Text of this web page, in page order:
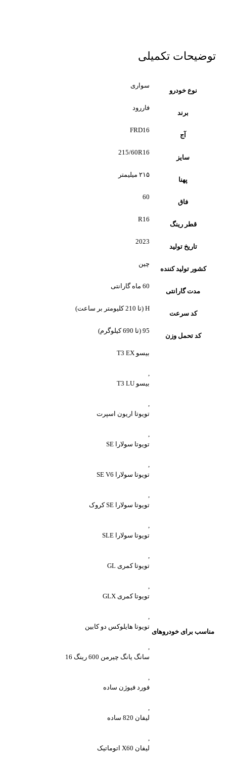
توضیحات تکمیلی
نوع خودرو
سواری
برند
فاررود
آج
FRD16
سایز
215/60R16
پهنا
۲۱۵ میلیمتر
فاق
60
قطر رینگ
R16
تاریخ تولید
2023
کشور تولید کننده
چین
مدت گارانتی
60 ماه گارانتی
کد سرعت
H (تا 210 کلیومتر بر ساعت)
کد تحمل وزن
95 (تا 690 کیلوگرم)
مناسب برای خودروهای
بیسو T3 EX
,
بیسو T3 LU
,
تویوتا اریون اسپرت
,
تویوتا سولارا SE
,
تویوتا سولارا SE V6
,
تویوتا سولارا SE کروک
,
تویوتا سولارا SLE
,
تویوتا کمری GL
,
تویوتا کمری GLX
,
تویوتا هایلوکس دو کابین
,
سانگ یانگ چیرمن 600 رینگ 16
,
فورد فیوژن ساده
,
لیفان 820 ساده
,
لیفان X60 اتوماتیک